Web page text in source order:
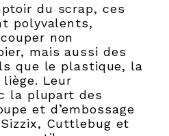
du scrap, ces
polyvalents,
non
mais aussi des
que le plastique, la
Leur
la plupart des
et d’embossage
Cuttlebug et